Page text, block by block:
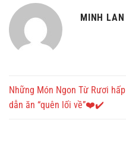
MINH LAN
Những Món Ngon Từ Rươi hấp
dẫn ăn “quên lối về”❤️✔️